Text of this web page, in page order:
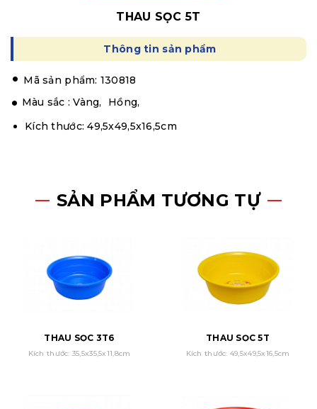
THAU SỌC 5T
Thông tin sản phẩm
Mã sản phẩm: 130818
. Màu sắc : Vàng,
Hồng,
Kích thước: 49,5x49,5x16,5cm
SẢN PHẨM TƯƠNG TỰ
THAU SỌC 3T6
Kích thước: 35,5x35,5x11,8cm
THAU SỌC 5T
Kích thước: 49,5x49,5x16,5cm